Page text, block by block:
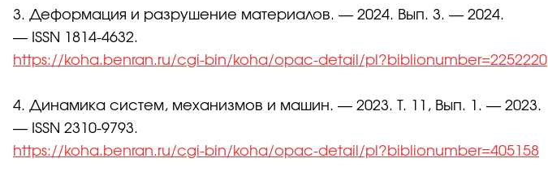
3. Деформация и разрушение материалов. — 2024. Вып. 3. — 2024.
— ISSN 1814-4632.
https://koha.benran.ru/cgi-bin/koha/opac-detail/pl?biblionumber=2252220
4. Динамика систем, механизмов и машин. — 2023. Т. 11, Вып. 1. — 2023.
— ISSN 2310-9793.
https://koha.benran.ru/cgi-bin/koha/opac-detail/pl?biblionumber=405158